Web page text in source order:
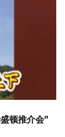
顿推介会”